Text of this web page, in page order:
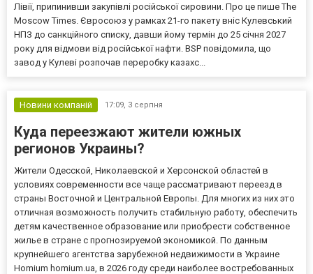
Лівії, припинивши закупівлі російської сировини. Про це пише The
Moscow Times. Євросоюз у рамках 21-го пакету вніс Кулевський
НПЗ до санкційного списку, давши йому термін до 25 січня 2027
року для відмови від російської нафти. BSP повідомила, що
завод у Кулеві розпочав переробку казахс...
Новини компаній 17:09, 3 серпня
Куда переезжают жители южных
регионов Украины?
Жители Одесской, Николаевской и Херсонской областей в
условиях современности все чаще рассматривают переезд в
страны Восточной и Центральной Европы. Для многих из них это
отличная возможность получить стабильную работу, обеспечить
детям качественное образование или приобрести собственное
жилье в стране с прогнозируемой экономикой. По данным
крупнейшего агентства зарубежной недвижимости в Украине
Homium homium.ua, в 2026 году среди наиболее востребованных